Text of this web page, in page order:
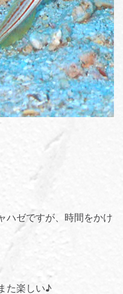
ハゼですが、時間をかけ
た楽しい♪